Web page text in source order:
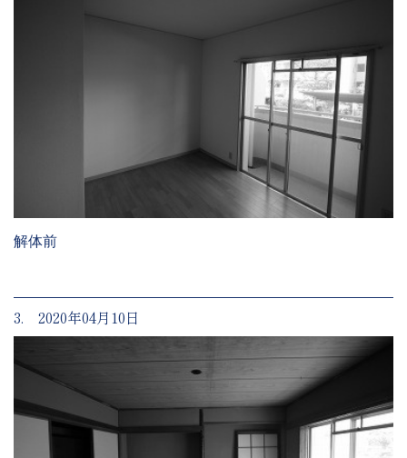
解体前
3. 2020年04月10日